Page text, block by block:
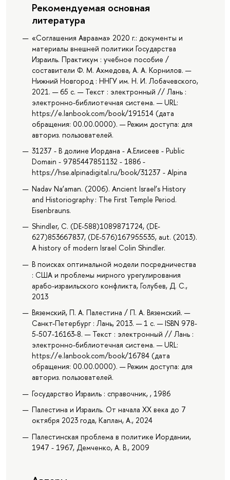
Рекомендуемая основная
литература
«Соглашения Авраама» 2020 г.: документы и
материалы внешней политики Государства
Израиль. Практикум : учебное пособие /
составители Ф. М. Ахмедова, А. А. Корнилов. —
Нижний Новгород : ННГУ им. Н. И. Лобачевского,
2021. — 65 с. — Текст : электронный // Лань :
электронно-библиотечная система. — URL:
https://e.lanbook.com/book/191514 (дата
обращения: 00.00.0000). — Режим доступа: для
авториз. пользователей.
31237 - В долине Иордана - А.Елисеев - Public
Domain - 9785447851132 - 1886 -
https://hse.alpinadigital.ru/book/31237 - Alpina
Nadav Na’aman. (2006). Ancient Israel’s History
and Historiography : The First Temple Period.
Eisenbrauns.
Shindler, C. (DE-588)1089871724, (DE-
627)853667837, (DE-576)167955535, aut. (2013).
A history of modern Israel Colin Shindler.
В поисках оптимальной модели посредничества
: США и проблемы мирного урегулирования
арабо-израильского конфликта, Голубев, Д. С.,
2013
Вяземский, П. А. Палестина / П. А. Вяземский. —
Санкт-Петербург : Лань, 2013. — 1 с. — ISBN 978-
5-507-16163-8. — Текст : электронный // Лань :
электронно-библиотечная система. — URL:
https://e.lanbook.com/book/16784 (дата
обращения: 00.00.0000). — Режим доступа: для
авториз. пользователей.
Государство Израиль : справочник, , 1986
Палестина и Израиль. От начала XX века до 7
октября 2023 года, Каплан, А., 2024
Палестинская проблема в политике Иордании,
1947 - 1967, Демченко, А. В., 2009